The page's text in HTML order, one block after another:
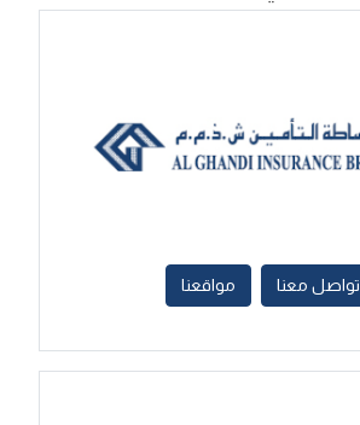
تواصل معنا مواقعنا